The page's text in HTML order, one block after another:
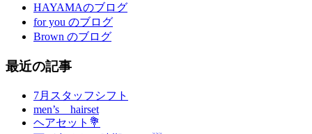
HAYAMAのブログ
for you のブログ
Brown のブログ
最近の記事
7月スタッフシフト
men’s hairset
ヘアセット💐